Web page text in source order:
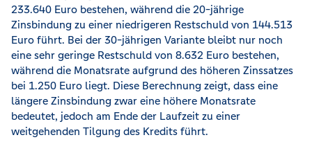
233.640 Euro bestehen, während die 20-jährige
Zinsbindung zu einer niedrigeren Restschuld von 144.513
Euro führt. Bei der 30-jährigen Variante bleibt nur noch
eine sehr geringe Restschuld von 8.632 Euro bestehen,
während die Monatsrate aufgrund des höheren Zinssatzes
bei 1.250 Euro liegt. Diese Berechnung zeigt, dass eine
längere Zinsbindung zwar eine höhere Monatsrate
bedeutet, jedoch am Ende der Laufzeit zu einer
weitgehenden Tilgung des Kredits führt.